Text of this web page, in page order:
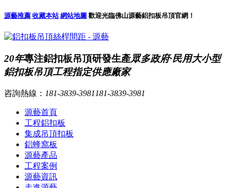
源藝推薦 收藏本站 網站地圖 歡迎光臨佛山源藝鋁扣板吊頂官網！
20年專注鋁扣板吊頂研發生產眾多政府·民用大小型
鋁扣板吊頂工程指定供應廠家
咨詢熱線： 181-3839-3981 181-3839-3981
源藝首頁
工程鋁扣板
集成吊頂扣板
鋁蜂窩板
源藝產品
工程案例
源藝資訊